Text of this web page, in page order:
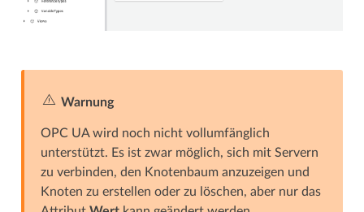
Warnung
OPC UA wird noch nicht vollumfänglich
unterstützt. Es ist zwar möglich, sich mit Servern
zu verbinden, den Knotenbaum anzuzeigen und
Knoten zu erstellen oder zu löschen, aber nur das